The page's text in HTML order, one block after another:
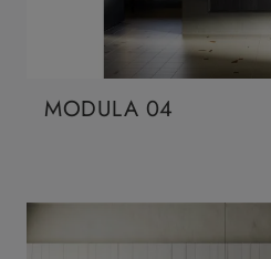
MODULA 04